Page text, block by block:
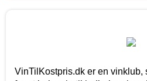
VinTilKostpris.dk er en vinklub,